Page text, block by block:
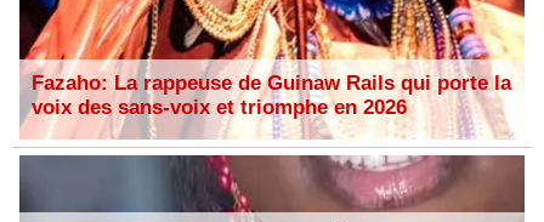
Fazaho: La rappeuse de Guinaw Rails qui porte la
voix des sans-voix et triomphe en 2026